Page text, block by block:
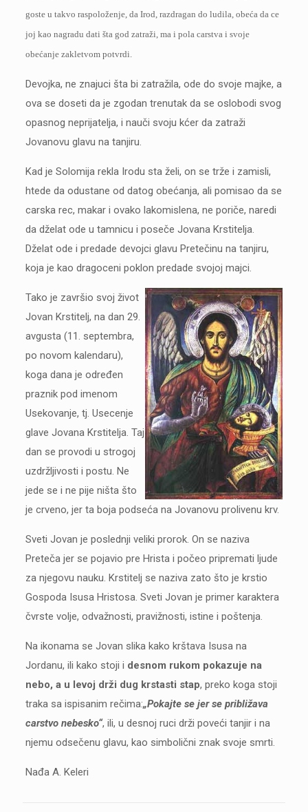
goste u takvo raspoloženje, da Irod, razdragan do ludila, obeća da ce
joj kao nagradu dati šta god zatraži, ma i pola carstva i svoje
obećanje zakletvom potvrdi.
Devojka, ne znajuci šta bi zatražila, ode do svoje majke, a
ova se doseti da je zgodan trenutak da se oslobodi svog
opasnog neprijatelja, i nauči svoju kćer da zatraži
Jovanovu glavu na tanjiru.
Kad je Solomija rekla Irodu sta želi, on se trže i zamisli,
htede da odustane od datog obećanja, ali pomisao da se
carska rec, makar i ovako lakomislena, ne poriče, naredi
da dželat ode u tamnicu i poseče Jovana Krstitelja.
Dželat ode i predade devojci glavu Pretečinu na tanjiru,
koja je kao dragoceni poklon predade svojoj majci.
Tako je završio svoj život
Jovan Krstitelj, na dan 29.
avgusta (11. septembra,
po novom kalendaru),
koga dana je određen
praznik pod imenom
Usekovanje, tj. Usecenje
glave Jovana Krstitelja. Taj
dan se provodi u strogoj
uzdržljivosti i postu. Ne
jede se i ne pije ništa što
je crveno, jer ta boja podseća na Jovanovu prolivenu krv.
Sveti Jovan je poslednji veliki prorok. On se naziva
Preteča jer se pojavio pre Hrista i počeo pripremati ljude
za njegovu nauku. Krstitelj se naziva zato što je krstio
Gospoda Isusa Hristosa. Sveti Jovan je primer karaktera
čvrste volje, odvažnosti, pravižnosti, istine i poštenja.
Na ikonama se Jovan slika kako krštava Isusa na
Jordanu, ili kako stoji i desnom rukom pokazuje na
nebo, a u levoj drži dug krstasti stap, preko koga stoji
traka sa ispisanim rečima:„Pokajte se jer se približava
carstvo nebesko“, ili, u desnoj ruci drži poveći tanjir i na
njemu odsečenu glavu, kao simbolični znak svoje smrti.
Nađa A. Keleri